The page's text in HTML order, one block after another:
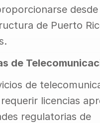
desde
de Puerto
de
de
licencias
regulatorias de